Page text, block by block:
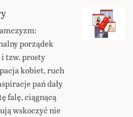
porządek
tzw. prosty
kobiet, ruch
pań dały
falę, ciągnącą
wskoczyć nie